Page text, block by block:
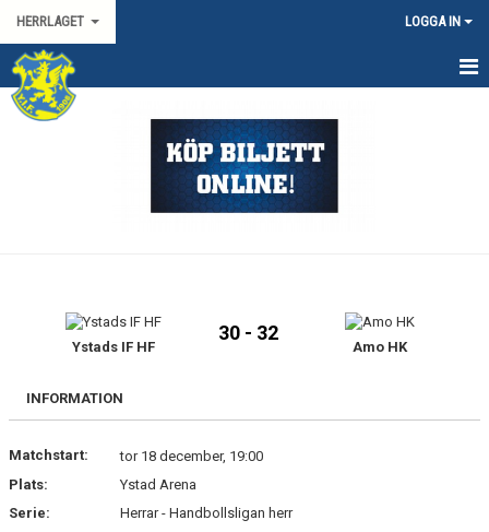
HERRLAGET LOGGA IN
HEM
SPORTGRUPP HERR
HANDBOLLSLIGAN HERR
Ystads IF HF
30 - 32
Amo HK
INFORMATION
Matchstart:
tor 18 december, 19:00
Plats:
Ystad Arena
Serie:
Herrar - Handbollsligan herr